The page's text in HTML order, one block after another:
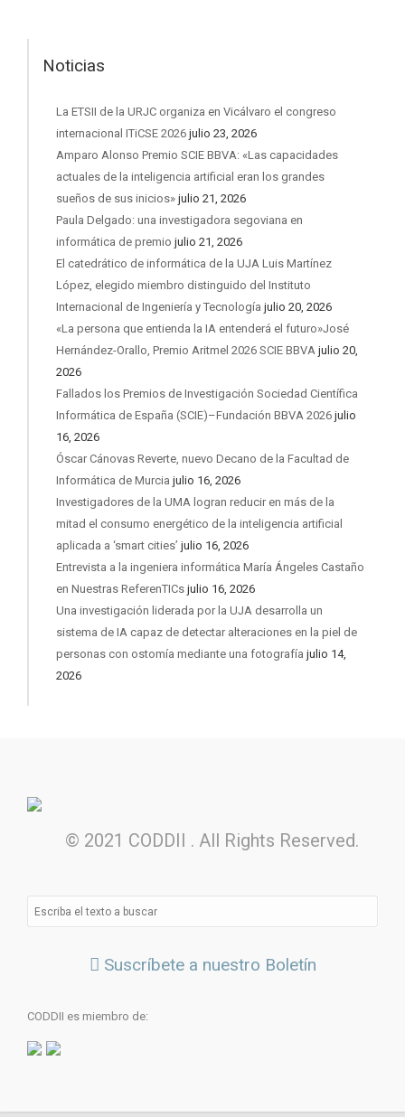
Noticias
La ETSII de la URJC organiza en Vicálvaro el congreso
internacional ITiCSE 2026 julio 23, 2026
Amparo Alonso Premio SCIE BBVA: «Las capacidades
actuales de la inteligencia artificial eran los grandes
sueños de sus inicios» julio 21, 2026
Paula Delgado: una investigadora segoviana en
informática de premio julio 21, 2026
El catedrático de informática de la UJA Luis Martínez
López, elegido miembro distinguido del Instituto
Internacional de Ingeniería y Tecnología julio 20, 2026
«La persona que entienda la IA entenderá el futuro»José
Hernández-Orallo, Premio Aritmel 2026 SCIE BBVA julio 20,
2026
Fallados los Premios de Investigación Sociedad Científica
Informática de España (SCIE)–Fundación BBVA 2026 julio
16, 2026
Óscar Cánovas Reverte, nuevo Decano de la Facultad de
Informática de Murcia julio 16, 2026
Investigadores de la UMA logran reducir en más de la
mitad el consumo energético de la inteligencia artificial
aplicada a ‘smart cities’ julio 16, 2026
Entrevista a la ingeniera informática María Ángeles Castaño
en Nuestras ReferenTICs julio 16, 2026
Una investigación liderada por la UJA desarrolla un
sistema de IA capaz de detectar alteraciones en la piel de
personas con ostomía mediante una fotografía julio 14,
2026
© 2021 CODDII . All Rights Reserved.
Suscríbete a nuestro Boletín
CODDII es miembro de: